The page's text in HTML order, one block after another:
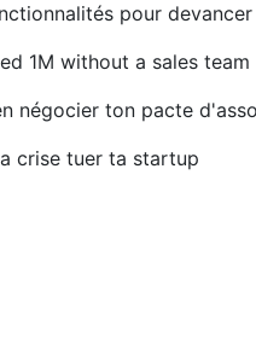
pour
1M without a sales team
négocier ton pacte
la crise tuer ta startup